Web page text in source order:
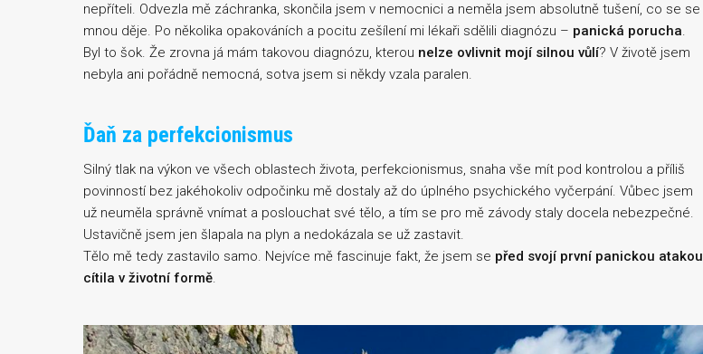
nepříteli. Odvezla mě záchranka, skončila jsem v nemocnici a neměla jsem absolutně tušení, co se se
mnou děje. Po několika opakováních a pocitu zešílení mi lékaři sdělili diagnózu – panická porucha.
Byl to šok. Že zrovna já mám takovou diagnózu, kterou nelze ovlivnit mojí silnou vůlí? V životě jsem
nebyla ani pořádně nemocná, sotva jsem si někdy vzala paralen.
Ďaň za perfekcionismus
Silný tlak na výkon ve všech oblastech života, perfekcionismus, snaha vše mít pod kontrolou a příliš
povinností bez jakéhokoliv odpočinku mě dostaly až do úplného psychického vyčerpání. Vůbec jsem
už neuměla správně vnímat a poslouchat své tělo, a tím se pro mě závody staly docela nebezpečné.
Ustavičně jsem jen šlapala na plyn a nedokázala se už zastavit.
Tělo mě tedy zastavilo samo. Nejvíce mě fascinuje fakt, že jsem se před svojí první panickou atakou
cítila v životní formě.